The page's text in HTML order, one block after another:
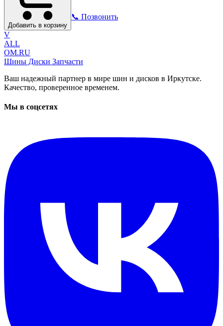
Добавить в корзину
📞 Позвонить
V
ALL
OM.RU
Шины Диски Запчасти
Ваш надежный партнер в мире шин и дисков в Иркутске.
Качество, проверенное временем.
Мы в соцсетях